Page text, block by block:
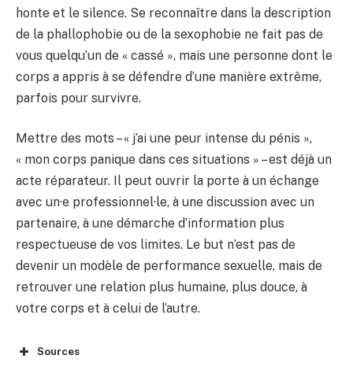
honte et le silence. Se reconnaître dans la description
de la phallophobie ou de la sexophobie ne fait pas de
vous quelqu’un de « cassé », mais une personne dont le
corps a appris à se défendre d’une manière extrême,
parfois pour survivre.
Mettre des mots – « j’ai une peur intense du pénis »,
« mon corps panique dans ces situations » – est déjà un
acte réparateur. Il peut ouvrir la porte à un échange
avec un·e professionnel·le, à une discussion avec un
partenaire, à une démarche d’information plus
respectueuse de vos limites. Le but n’est pas de
devenir un modèle de performance sexuelle, mais de
retrouver une relation plus humaine, plus douce, à
votre corps et à celui de l’autre.
Sources